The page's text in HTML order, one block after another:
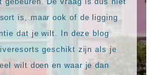
is, maar ook of de ligging
dat je wilt. In deze blog
geschikt zijn als je
wilt doen en waar je dan